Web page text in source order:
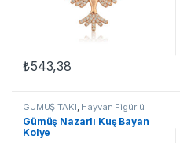
₺543,38
GÜMÜŞ TAKI, Hayvan Figürlü
Kolyeler ,Kadın Kolyeleri
Kuşlu Kolyeler
Gümüş Nazarlı Kuş Bayan
Kolye